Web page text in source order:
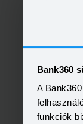
Bank360
A
funkciók